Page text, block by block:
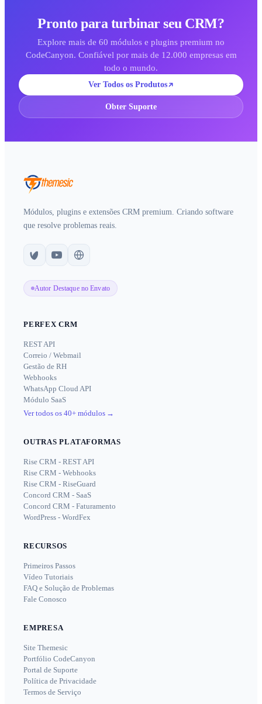
Pronto para turbinar seu CRM?
Explore mais de 60 módulos e plugins premium no
CodeCanyon. Confiável por mais de 12.000 empresas em
todo o mundo.
Ver Todos os Produtos
Obter Suporte
Módulos, plugins e extensões CRM premium. Criando software
que resolve problemas reais.
Autor Destaque no Envato
PERFEX CRM
REST API
Correio / Webmail
Gestão de RH
Webhooks
WhatsApp Cloud API
Módulo SaaS
Ver todos os 40+ módulos →
OUTRAS PLATAFORMAS
Rise CRM - REST API
Rise CRM - Webhooks
Rise CRM - RiseGuard
Concord CRM - SaaS
Concord CRM - Faturamento
WordPress - WordFex
RECURSOS
Primeiros Passos
Vídeo Tutoriais
FAQ e Solução de Problemas
Fale Conosco
EMPRESA
Site Themesic
Portfólio CodeCanyon
Portal de Suporte
Política de Privacidade
Termos de Serviço